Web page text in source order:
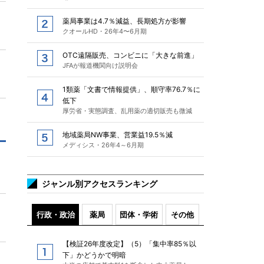
薬局事業は4.7％減益、長期処方が影響
クオールHD・26年4〜6月期
OTC遠隔販売、コンビニに「大きな前進」
JFAが報道機関向け説明会
1類薬「文書で情報提供」、順守率76.7％に
低下
厚労省・実態調査、乱用薬の適切販売も微減
地域薬局NW事業、営業益19.5％減
メディシス・26年4～6月期
ジャンル別アクセスランキング
行政・政治 薬局 団体・学術 その他
【検証26年度改定】（5）「集中率85％以
下」かどうかで明暗